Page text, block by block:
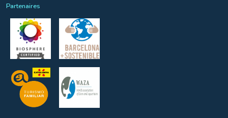
Partenaires